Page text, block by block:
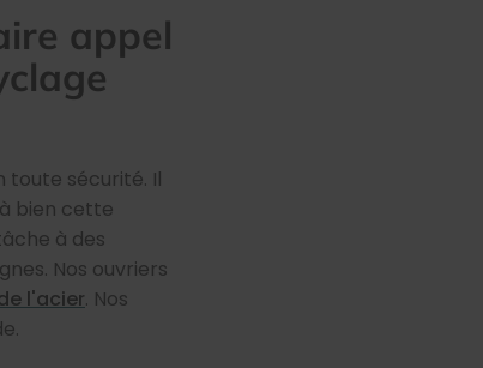
appel
toute sécurité. Il
bien cette
à des
Nos ouvriers
l'acier. Nos